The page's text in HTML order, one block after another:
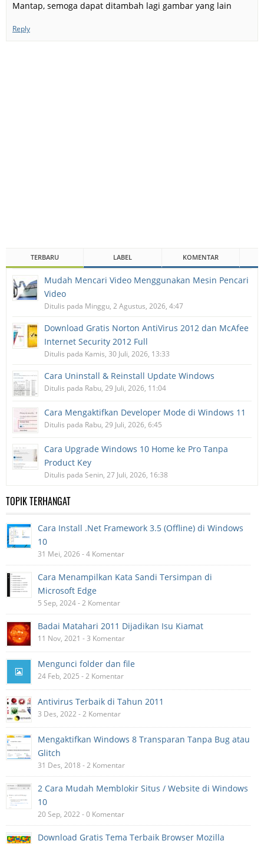
Mantap, semoga dapat ditambah lagi gambar yang lain
Reply
TERBARU LABEL KOMENTAR
Mudah Mencari Video Menggunakan Mesin Pencari
Video
Ditulis pada Minggu, 2 Agustus, 2026, 4:47
Download Gratis Norton AntiVirus 2012 dan McAfee
Internet Security 2012 Full
Ditulis pada Kamis, 30 Juli, 2026, 13:33
Cara Uninstall & Reinstall Update Windows
Ditulis pada Rabu, 29 Juli, 2026, 11:04
Cara Mengaktifkan Developer Mode di Windows 11
Ditulis pada Rabu, 29 Juli, 2026, 6:45
Cara Upgrade Windows 10 Home ke Pro Tanpa
Product Key
Ditulis pada Senin, 27 Juli, 2026, 16:38
TOPIK TERHANGAT
Cara Install .Net Framework 3.5 (Offline) di Windows
10
31 Mei, 2026 - 4 Komentar
Cara Menampilkan Kata Sandi Tersimpan di
Microsoft Edge
5 Sep, 2024 - 2 Komentar
Badai Matahari 2011 Dijadikan Isu Kiamat
11 Nov, 2021 - 3 Komentar
Mengunci folder dan file
24 Feb, 2025 - 2 Komentar
Antivirus Terbaik di Tahun 2011
3 Des, 2022 - 2 Komentar
Mengaktifkan Windows 8 Transparan Tanpa Bug atau
Glitch
31 Des, 2018 - 2 Komentar
2 Cara Mudah Memblokir Situs / Website di Windows
10
20 Sep, 2022 - 0 Komentar
Download Gratis Tema Terbaik Browser Mozilla